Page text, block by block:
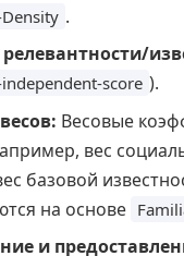
.
score ).
Весовые
вес
базовой
на основе
и